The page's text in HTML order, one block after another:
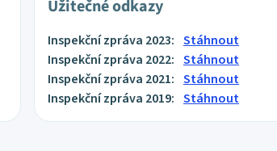
Užitečné odkazy
Inspekční zpráva 2023: Stáhnout
Inspekční zpráva 2022: Stáhnout
Inspekční zpráva 2021: Stáhnout
Inspekční zpráva 2019: Stáhnout